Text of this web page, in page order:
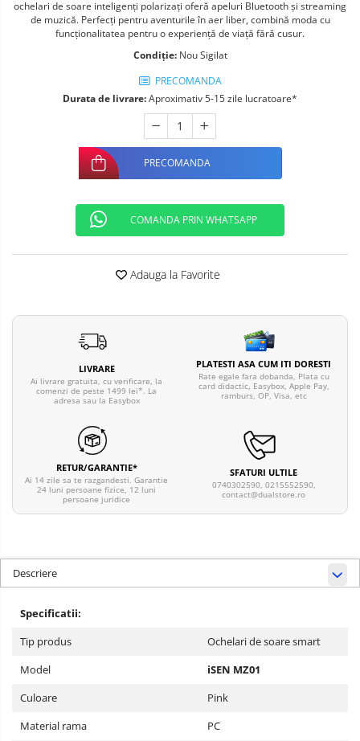
Telefoane mobile ALTE BRANDURI
ochelari de soare inteligenți polarizați oferă apeluri Bluetooth și streaming
de muzică. Perfecți pentru aventurile în aer liber, combină moda cu
funcționalitatea pentru o experiență de viață fără cusur.
Condiție: Nou Sigilat
PRECOMANDA
Durata de livrare:Aproximativ 5-15 zile lucratoare*
PRECOMANDA
COMANDA PRIN WHATSAPP
Adauga la Favorite
LIVRARE
Ai livrare gratuita, cu verificare, la
comenzi de peste 1499 lei*. La
adresa sau la Easybox
PLATESTI ASA CUM ITI DORESTI
Rate egale fara dobanda, Plata cu
card didactic, Easybox, Apple Pay,
ramburs, OP, Visa, etc
RETUR/GARANTIE*
Ai 14 zile sa te razgandesti. Garantie
24 luni persoane fizice, 12 luni
persoane juridice
SFATURI ULTILE
0740302590, 0215552590,
contact@dualstore.ro
Descriere
Specificatii:
Tip produs
Ochelari de soare smart
Model
iSEN MZ01
Culoare
Pink
Material rama
PC